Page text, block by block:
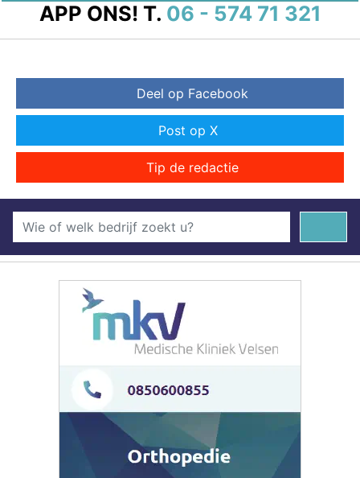
APP ONS! T. 06 - 574 71 321
Deel op Facebook
Post op X
Tip de redactie